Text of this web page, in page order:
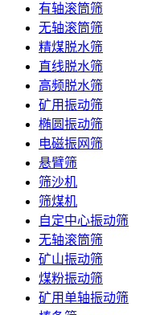
有轴滚筒筛
无轴滚筒筛
精煤脱水筛
直线脱水筛
高频脱水筛
矿用振动筛
椭圆振动筛
电磁振网筛
悬臂筛
筛沙机
筛煤机
自定中心振动筛
无轴滚筒筛
矿山振动筛
煤粉振动筛
矿用单轴振动筛